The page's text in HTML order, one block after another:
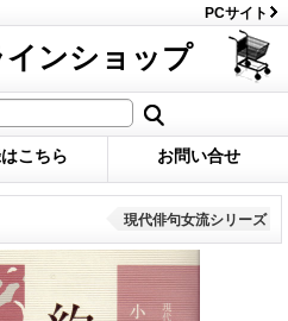
PCサイト
ンショップ
こちら お問い合せ
現代俳句女流シリーズ